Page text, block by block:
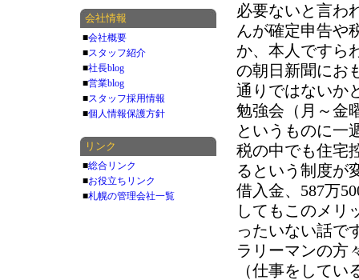
必要ないと言わ
んが確定申告や
か、本人ですら
の朝日新聞にお
通りではないか
勉強会（月～金
というものに一
税の中でも住宅
るという制度が
借入金、587万
してもこのメリ
ったいない話で
ラリーマンの方
（仕事をして
会社情報
■会社概要
■スタッフ紹介
■社長blog
■営業blog
■スタッフ採用情報
■個人情報保護方針
リンク
■総合リンク
■お役立ちリンク
■札幌の管理会社一覧